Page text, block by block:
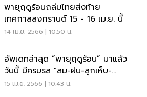
พายุฤดูร้อนถล่มไทยส่งท้าย
เทศกาลสงกรานต์ 15 - 16 เม.ย. นี้
14 เม.ย. 2566 | 10:50 น.
อัพเดทล่าสุด “พายุฤดูร้อน” มาแล้ว
วันนี้ มีครบรส "ลม-ฝน-ลูกเห็บ-
ฟ้าผ่า"
15 เม.ย. 2566 | 10:43 น.